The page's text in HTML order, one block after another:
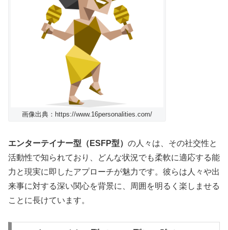
画像出典：https://www.16personalities.com/
エンターテイナー型（ESFP型） の人々は、その社交性と
活動性で知られており、どんな状況でも柔軟に適応する能
力と現実に即したアプローチが魅力です。彼らは人々や出
来事に対する深い関心を背景に、周囲を明るく楽しませる
ことに長けています。